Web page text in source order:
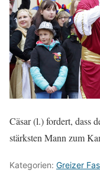
Cäsar (l.) fordert, dass
stärksten Mann zum
Kategorien: Greizer